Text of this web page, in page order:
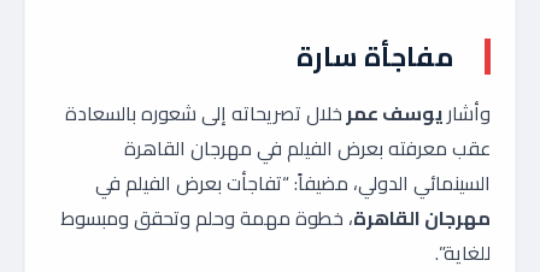
مفاجأة سارة
وأشاريوسف عمرخلال تصريحاته إلى شعوره بالسعادة
عقب معرفته بعرض الفيلم في مهرجان القاهرة
السينمائي الدولي، مضيفاً: “تفاجأت بعرض الفيلم في
مهرجان القاهرة، خطوة مهمة وحلم وتحقق ومبسوط
للغاية”.